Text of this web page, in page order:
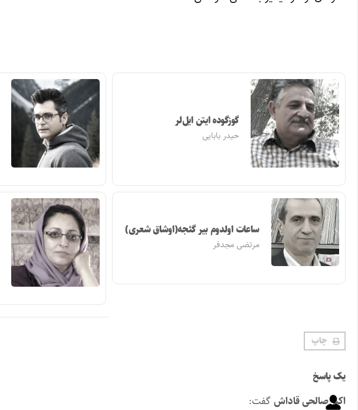
گوزگوده ایتن ایل‌لر
حیدر بابایی
ساعات اولدوم بیر گئجه(اوشاق شعری)
مرتضی مجدفر
چاپ
یک پاسخ
اکبر صالحی قاداشگفت: